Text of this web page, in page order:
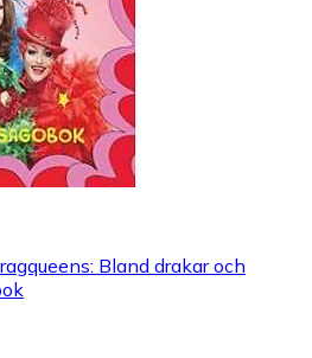
Bland drakar och